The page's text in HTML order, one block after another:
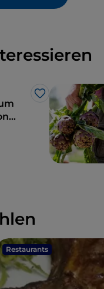
Like
Restaurants